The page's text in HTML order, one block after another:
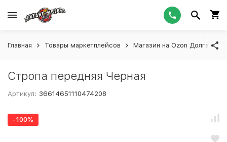
Главная Товары маркетплейсов Магазин на Ozon Долгашева
Стропа передняя Черная
Артикул: 36614651110474208
-100%